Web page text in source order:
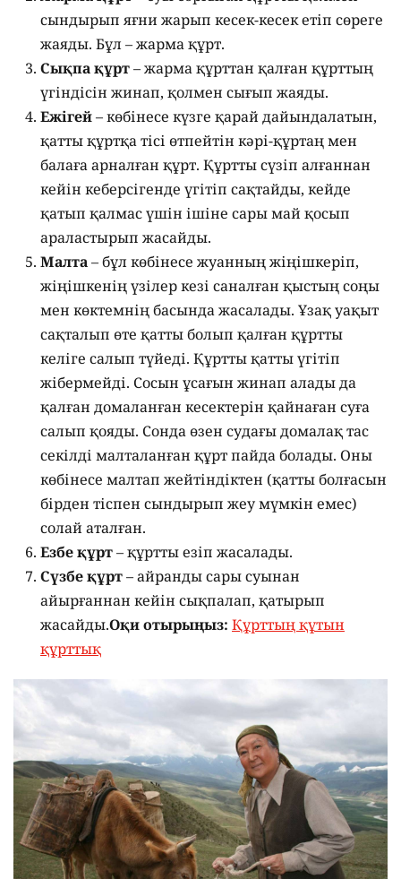
сындырып яғни жарып кесек-кесек етіп сөреге
жаяды. Бұл – жарма құрт.
Сықпа құрт– жарма құрттан қалған құрттың
үгіндісін жинап, қолмен сығып жаяды.
Ежігей– көбінесе күзге қарай дайындалатын,
қатты құртқа тісі өтпейтін кәрі-құртаң мен
балаға арналған құрт. Құртты сүзіп алғаннан
кейін кеберсігенде үгітіп сақтайды, кейде
қатып қалмас үшін ішіне сары май қосып
араластырып жасайды.
Малта– бұл көбінесе жуанның жіңішкеріп,
жіңішкенің үзілер кезі саналған қыстың соңы
мен көктемнің басында жасалады. Ұзақ уақыт
сақталып өте қатты болып қалған құртты
келіге салып түйеді. Құртты қатты үгітіп
жібермейді. Сосын ұсағын жинап алады да
қалған домаланған кесектерін қайнаған суға
салып қояды. Сонда өзен судағы домалақ тас
секілді малталанған құрт пайда болады. Оны
көбінесе малтап жейтіндіктен (қатты болғасын
бірден тіспен сындырып жеу мүмкін емес)
солай аталған.
Езбе құрт– құртты езіп жасалады.
Сүзбе құрт– айранды сары суынан
айырғаннан кейін сықпалап, қатырып
жасайды.Оқи отырыңыз: Құрттың құтын
құрттық